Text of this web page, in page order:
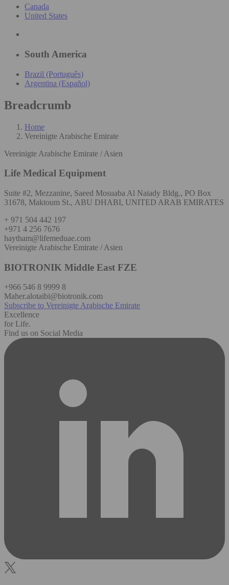
Canada
United States
South America
Brazil (Português)
Argentina (Español)
Breadcrumb
Home
Vereinigte Arabische Emirate
Vereinigte Arabische Emirate / Asien
Life Medical Equipment
Suite #2, Mezzanine, Saeed Mosuaba Al Naiady Bldg., PO Box
31678, Maktoum St., ABU DHABI, UNITED ARAB EMIRATES
+ 971 504 442 197
+971 4 256 7676
haytham@lifemeduae.com
Vereinigte Arabische Emirate / Asien
BIOTRONIK Middle East FZE
+966 546 8 9999 8
Maher.alotaibi@biotronik.com
Subscribe to Vereinigte Arabische Emirate
Excellence
for Life.
Find us on Social Media